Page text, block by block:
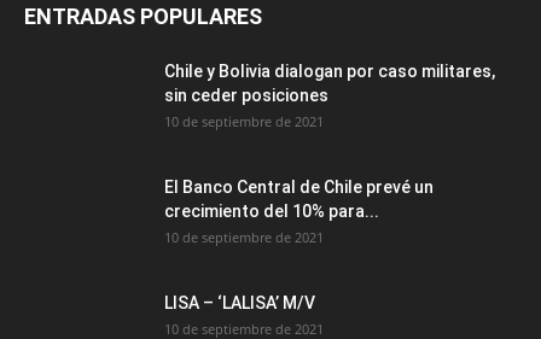
ENTRADAS POPULARES
Chile y Bolivia dialogan por caso militares,
sin ceder posiciones
10 de septiembre de 2021
El Banco Central de Chile prevé un
crecimiento del 10% para...
10 de septiembre de 2021
LISA – ‘LALISA’ M/V
10 de septiembre de 2021